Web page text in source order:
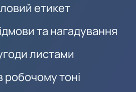
етикет
та нагадування
листами
тоні